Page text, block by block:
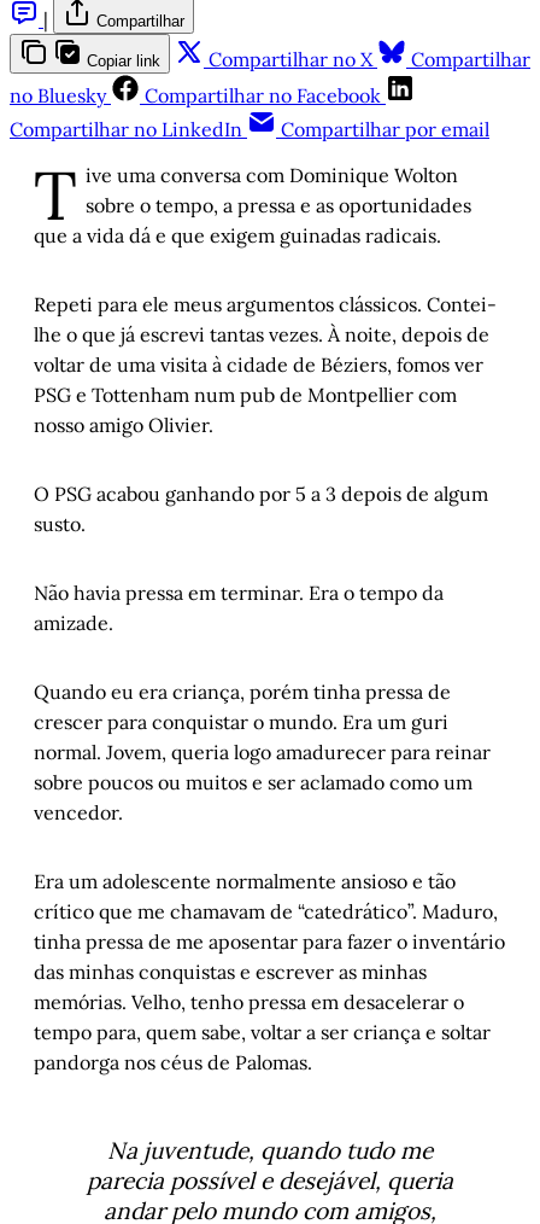
|
Compartilhar
Copiar link Compartilhar no X
Compartilhar
no Bluesky
Compartilhar no Facebook
Compartilhar no LinkedIn
Compartilhar por email
T ive uma conversa com Dominique Wolton
sobre o tempo, a pressa e as oportunidades
que a vida dá e que exigem guinadas radicais.
Repeti para ele meus argumentos clássicos. Contei-
lhe o que já escrevi tantas vezes. À noite, depois de
voltar de uma visita à cidade de Béziers, fomos ver
PSG e Tottenham num pub de Montpellier com
nosso amigo Olivier.
O PSG acabou ganhando por 5 a 3 depois de algum
susto.
Não havia pressa em terminar. Era o tempo da
amizade.
Quando eu era criança, porém tinha pressa de
crescer para conquistar o mundo. Era um guri
normal. Jovem, queria logo amadurecer para reinar
sobre poucos ou muitos e ser aclamado como um
vencedor.
Era um adolescente normalmente ansioso e tão
crítico que me chamavam de “catedrático”. Maduro,
tinha pressa de me aposentar para fazer o inventário
das minhas conquistas e escrever as minhas
memórias. Velho, tenho pressa em desacelerar o
tempo para, quem sabe, voltar a ser criança e soltar
pandorga nos céus de Palomas.
Na juventude, quando tudo me
parecia possível e desejável, queria
andar pelo mundo com amigos,